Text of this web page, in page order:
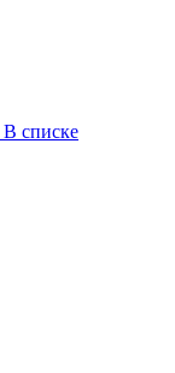
В списке